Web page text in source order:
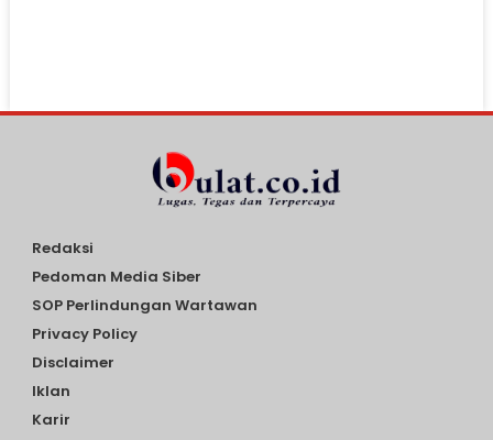
Redaksi
Pedoman Media Siber
SOP Perlindungan Wartawan
Privacy Policy
Disclaimer
Iklan
Karir